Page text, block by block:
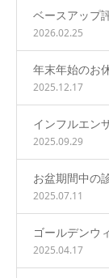
ベースアップ
2026.02.25
年末年始のお
2025.12.17
インフルエン
2025.09.29
お盆期間中の
2025.07.11
ゴールデンウ
2025.04.17